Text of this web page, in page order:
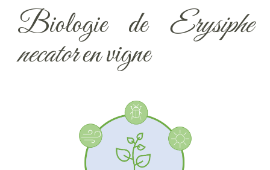
Biologie de Erysiphe
necatoren vigne